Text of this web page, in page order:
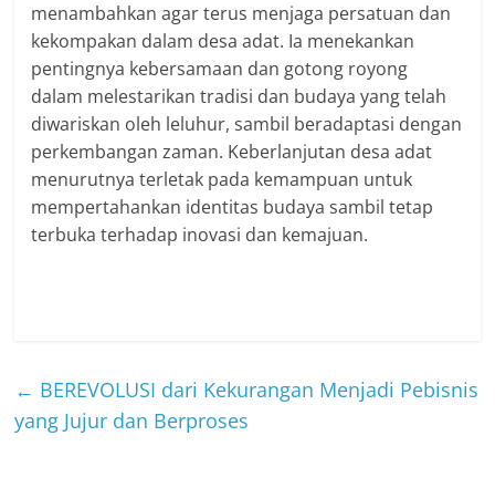
menambahkan agar terus menjaga persatuan dan
kekompakan dalam desa adat. Ia menekankan
pentingnya kebersamaan dan gotong royong
dalam melestarikan tradisi dan budaya yang telah
diwariskan oleh leluhur, sambil beradaptasi dengan
perkembangan zaman. Keberlanjutan desa adat
menurutnya terletak pada kemampuan untuk
mempertahankan identitas budaya sambil tetap
terbuka terhadap inovasi dan kemajuan.
← BEREVOLUSI dari Kekurangan Menjadi Pebisnis
yang Jujur dan Berproses